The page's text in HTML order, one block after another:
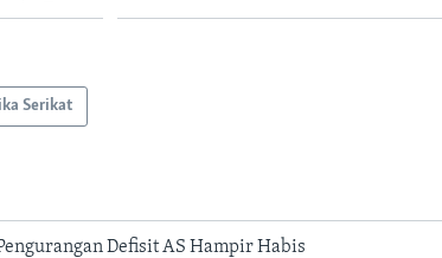
Serikat
Defisit AS Hampir Habis